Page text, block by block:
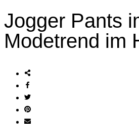
Jogger Pants
Modetrend im